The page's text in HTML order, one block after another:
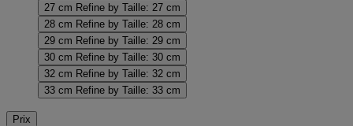
27 cm Refine by Taille: 27 cm
28 cm Refine by Taille: 28 cm
29 cm Refine by Taille: 29 cm
30 cm Refine by Taille: 30 cm
32 cm Refine by Taille: 32 cm
33 cm Refine by Taille: 33 cm
Prix